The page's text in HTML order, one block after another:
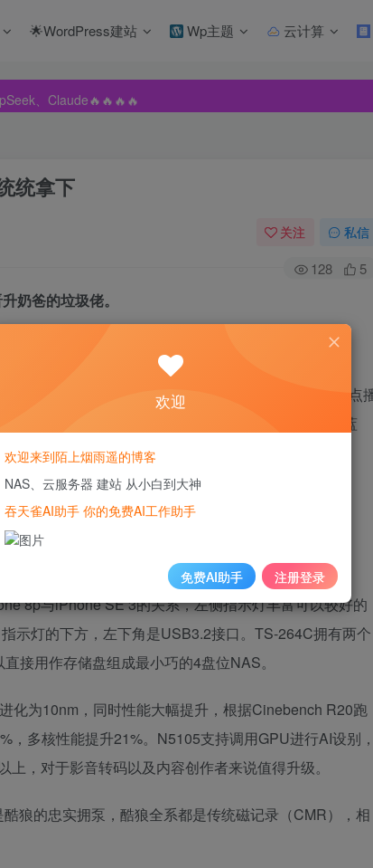
🌟WordPress建站 Wp主题 云计算
、Claude🔥🔥🔥🔥
、Claude🔥🔥🔥🔥
统拿下
关注 私信
128 5
奶爸的垃圾佬。
中，但是依旧存在着这么一群人，他们不愿意向超前点
恶想要看的资源分布在不同的影视平台，喜欢收藏蓝
载小能手。
也能行
8p与iPhone SE 3的关系，左侧指示灯丰富可以较好的
示灯的下方，左下角是USB3.2接口。TS-264C拥有两个
接用作存储盘组成最小巧的4盘位NAS。
为10nm，同时性能大幅提升，根据Cinebench R20跑
，多核性能提升21%。N5105支持调用GPU进行AI设别
，对于影音转码以及内容创作者来说值得升级。
狼的忠实拥泵，酷狼全系都是传统磁记录（CMR），相
欢迎
欢迎来到陌上烟雨遥的博客
NAS、云服务器 建站 从小白到大神
吞天雀AI助手 你的免费AI工作助手
免费AI助手 注册登录